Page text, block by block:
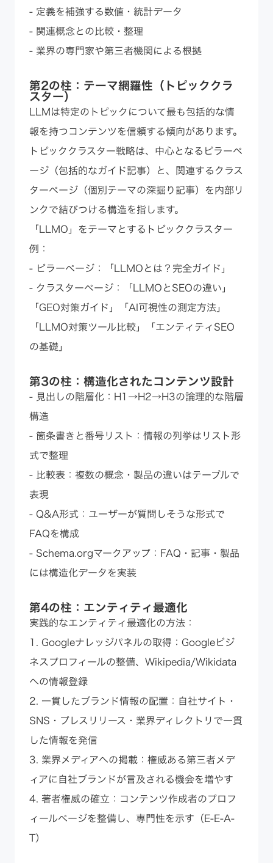
- 定義を補強する数値・統計データ
- 関連概念との比較・整理
- 業界の専門家や第三者機関による根拠
第2の柱：テーマ網羅性（トピッククラ
スター）
LLMは特定のトピックについて最も包括的な情
報を持つコンテンツを信頼する傾向があります。
トピッククラスター戦略は、中心となるピラーペ
ージ（包括的なガイド記事）と、関連するクラス
ターページ（個別テーマの深掘り記事）を内部リ
ンクで結びつける構造を指します。
「LLMO」をテーマとするトピッククラスター
例：
- ピラーページ：「LLMOとは？完全ガイド」
- クラスターページ：「LLMOとSEOの違い」
「GEO対策ガイド」「AI可視性の測定方法」
「LLMO対策ツール比較」「エンティティSEO
の基礎」
第3の柱：構造化されたコンテンツ設計
- 見出しの階層化：H1→H2→H3の論理的な階層
構造
- 箇条書きと番号リスト：情報の列挙はリスト形
式で整理
- 比較表：複数の概念・製品の違いはテーブルで
表現
- Q&A形式：ユーザーが質問しそうな形式で
FAQを構成
- Schema.orgマークアップ：FAQ・記事・製品
には構造化データを実装
第4の柱：エンティティ最適化
実践的なエンティティ最適化の方法：
1. Googleナレッジパネルの取得：Googleビジ
ネスプロフィールの整備、Wikipedia/Wikidata
への情報登録
2. 一貫したブランド情報の配置：自社サイト・
SNS・プレスリリース・業界ディレクトリで一貫
した情報を発信
3. 業界メディアへの掲載：権威ある第三者メデ
ィアに自社ブランドが言及される機会を増やす
4. 著者権威の確立：コンテンツ作成者のプロフ
ィールページを整備し、専門性を示す（E-E-A-
T）